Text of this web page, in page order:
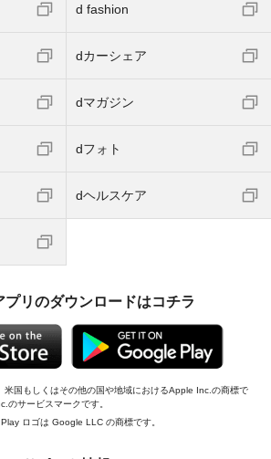
d fashion
dカーシェア
dマガジン
dフォト
dヘルスケア
プリのダウンロードはコチラ
国もしくはその他の国や地域におけるApple Inc.の商標で
サービスマークです。
ロゴは Google LLC の商標です。